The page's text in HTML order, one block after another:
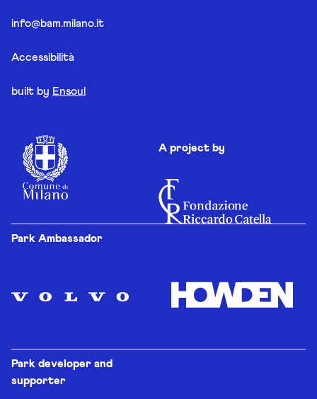
info@bam.milano.it
Accessibilità
built by Ensoul
A project by
Park Ambassador
Park developer and
supporter